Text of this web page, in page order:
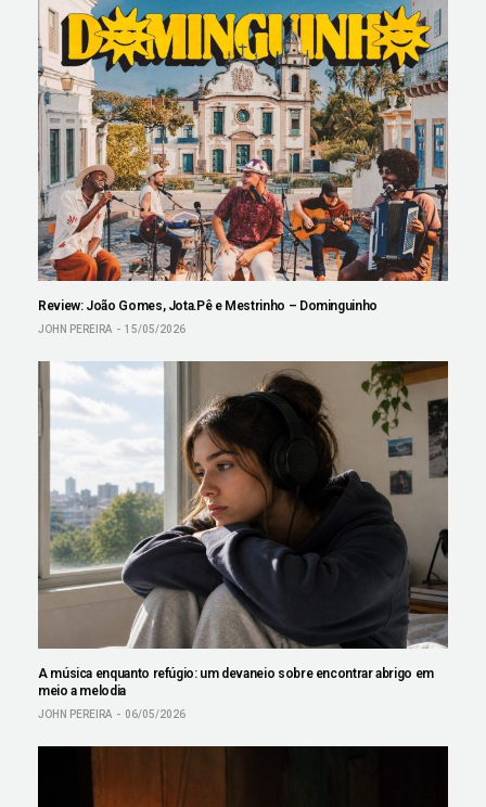
Review: João Gomes, Jota.Pê e Mestrinho – Dominguinho
JOHN PEREIRA 15/05/2026
A música enquanto refúgio: um devaneio sobre encontrar abrigo em
meio a melodia
JOHN PEREIRA 06/05/2026